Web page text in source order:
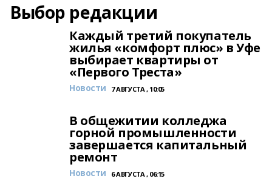
Выбор редакции
Каждый третий покупатель
жилья «комфорт плюс» в Уфе
выбирает квартиры от
«Первого Треста»
Новости 7 АВГУСТА , 10:05
В общежитии колледжа
горной промышленности
завершается капитальный
ремонт
Новости 6 АВГУСТА , 06:15